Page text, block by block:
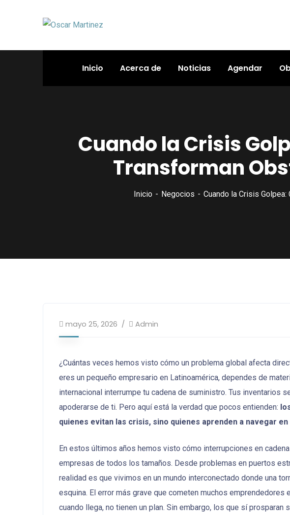
Inicio Acerca de Noticias Agendar
Cuando la Crisis
Transforman
Inicio Negocios Cuando la Crisis
mayo 25, 2026 Admin
¿Cuántas veces hemos visto cómo un problema global afecta
eres un pequeño empresario en Latinoamérica, dependes de
internacional interrumpe tu cadena de suministro. Tus inventarios
apoderarse de ti. Pero aquí está la verdad que pocos entienden:
quienes evitan las crisis, sino quienes aprenden a navegar
En estos últimos años hemos visto cómo interrupciones en
empresas de todos los tamaños. Desde problemas en puertos
realidad es que vivimos en un mundo interconectado donde una
esquina. El error más grave que cometen muchos
cuando llega, no tienen un plan. Sin embargo, los que sí prosparan